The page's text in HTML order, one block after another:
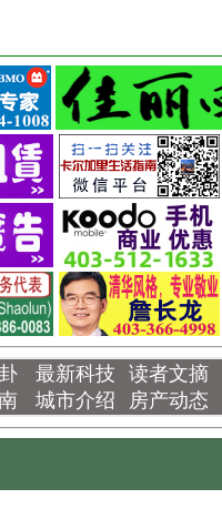
最新科技 读者文摘
城市介绍 房产动态